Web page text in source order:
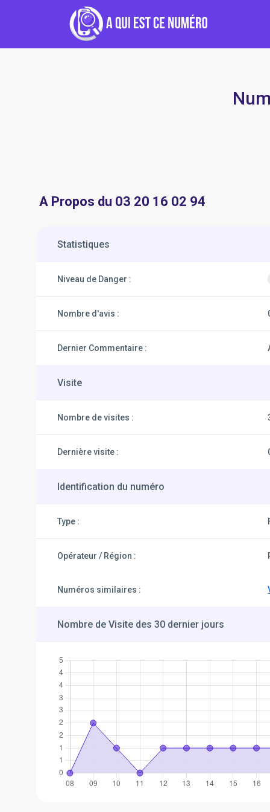
A Propos du 03 20 16 02 94
Statistiques
Niveau de Danger :
Nombre d'avis :
Dernier Commentaire :
Visite
Nombre de visites :
Dernière visite :
Identification du numéro
Type :
Opérateur / Région :
Numéros similaires :
Nombre de Visite des 30 dernier jours